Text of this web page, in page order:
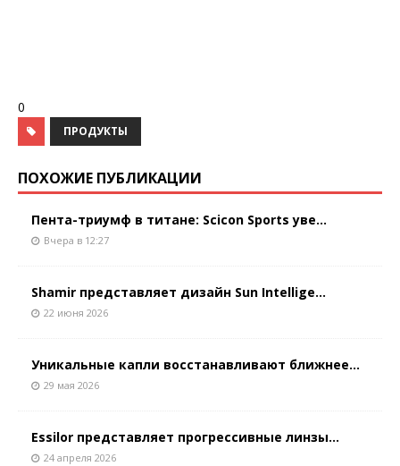
0
ПРОДУКТЫ
ПОХОЖИЕ ПУБЛИКАЦИИ
Пента-триумф в титане: Scicon Sports уве...
Вчера в 12:27
Shamir представляет дизайн Sun Intellige...
22 июня 2026
Уникальные капли восстанавливают ближнее...
29 мая 2026
Essilor представляет прогрессивные линзы...
24 апреля 2026